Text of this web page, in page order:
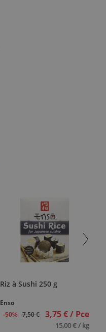
Riz à Sushi 250 g
Enso
-50% 7,50 € 3,75 € / Pce
15,00 € / kg